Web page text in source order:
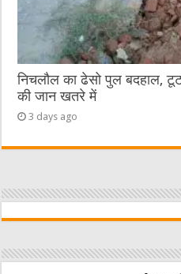
निचलौल का ढेसो पुल बदहाल,
की जान खतरे में
3 days ago